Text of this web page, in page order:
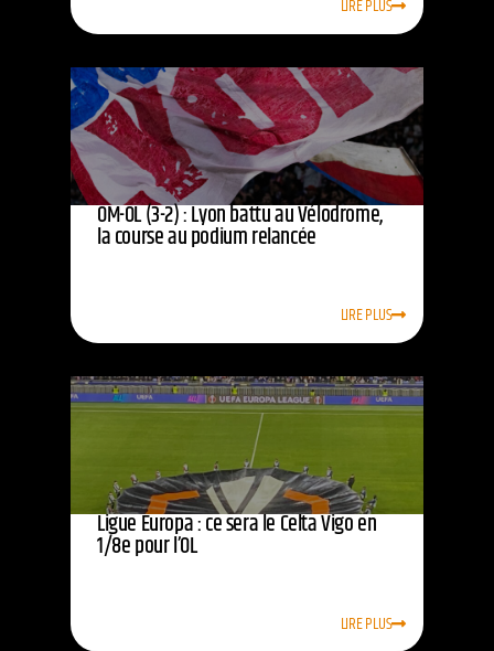
LIRE PLUS
OM-OL (3-2) : Lyon battu au Vélodrome,
la course au podium relancée
LIRE PLUS
Ligue Europa : ce sera le Celta Vigo en
1/8e pour l’OL
LIRE PLUS